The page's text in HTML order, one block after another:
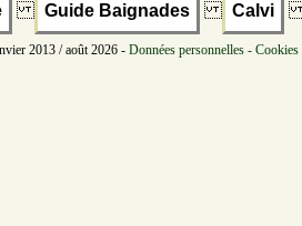
Guide Baignades Calvi
2013 / août 2026 - Données personnelles -